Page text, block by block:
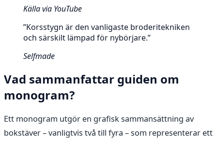
Källa via YouTube
”Korsstygn är den vanligaste broderitekniken
och särskilt lämpad för nybörjare.”
Selfmade
Vad sammanfattar guiden om
monogram?
Ett monogram utgör en grafisk sammansättning av
bokstäver – vanligtvis två till fyra – som representerar ett